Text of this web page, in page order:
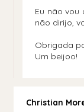
Eu não vou
não dirijo,
Obrigada
Um beijoo!
Christian